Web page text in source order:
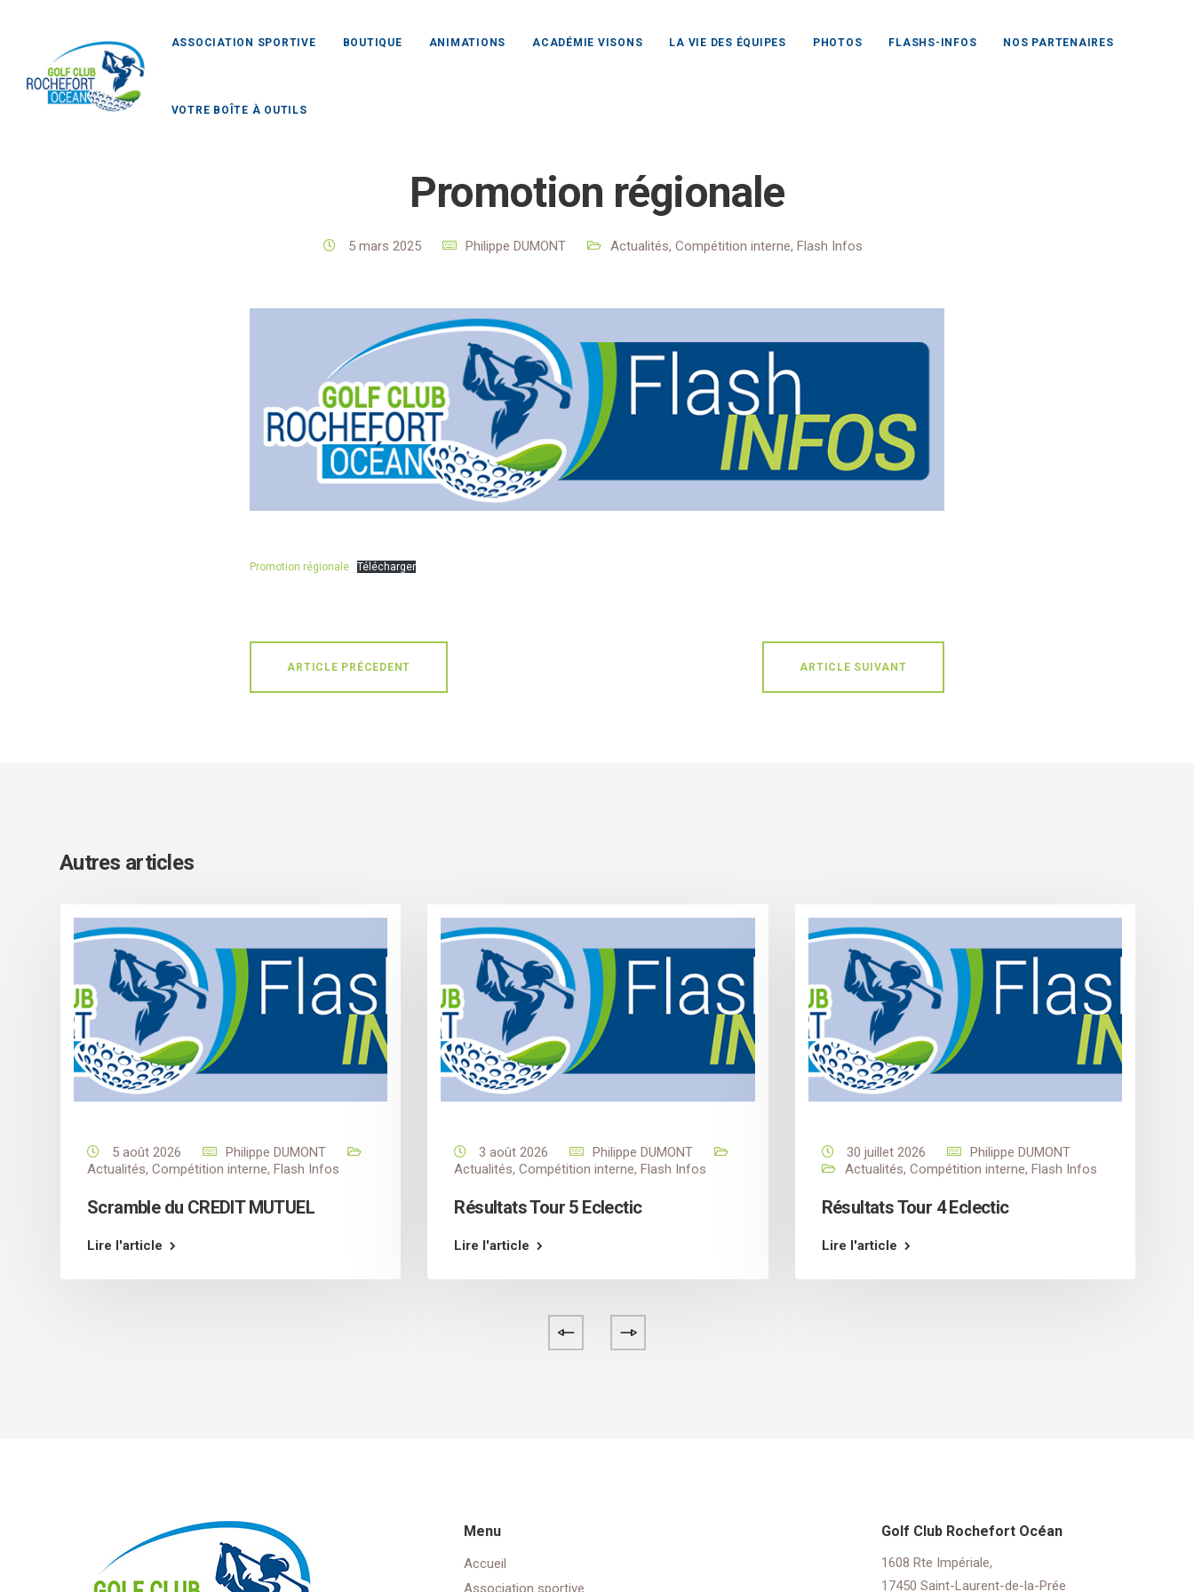
ASSOCIATION SPORTIVE BOUTIQUE ANIMATIONS ACADÉMIE VISONS LA VIE DES ÉQUIPES PHOTOS FLASHS-INFOS NOS PARTENAIRES
VOTRE BOÎTE À OUTILS
Promotion régionale
5 mars 2025 Philippe DUMONT Actualités, Compétition interne, Flash Infos
Promotion régionale Télécharger
ARTICLE PRÉCEDENT ARTICLE SUIVANT
Autres articles
5 août 2026
Philippe DUMONT
Actualités, Compétition interne, Flash Infos
Scramble du CREDIT MUTUEL
Lire l'article
3 août 2026
Philippe DUMONT
Actualités,Compétition interne, Flash Infos
Résultats Tour 5 Eclectic
Lire l'article
30 juillet 2026
Philippe DUMONT
Actualités, Compétition interne, Flash Infos
Résultats Tour 4 Eclectic
Lire l'article
Menu
Accueil
Golf Club Rochefort Océan
1608 Rte Impériale,
17450 Saint-Laurent-de-la-Prée